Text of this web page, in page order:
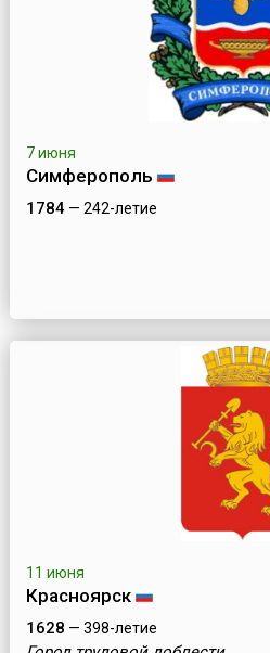
7 июня
Симферополь
1784— 242-летие
11 июня
Красноярск
1628 — 398-летие